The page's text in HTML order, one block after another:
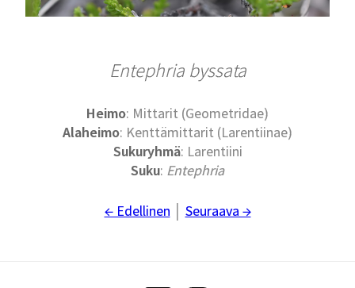
Entephria byssata
Heimo: Mittarit (Geometridae)
Alaheimo: Kenttämittarit (Larentiinae)
Sukuryhmä: Larentiini
Suku: Entephria
← Edellinen Seuraava →